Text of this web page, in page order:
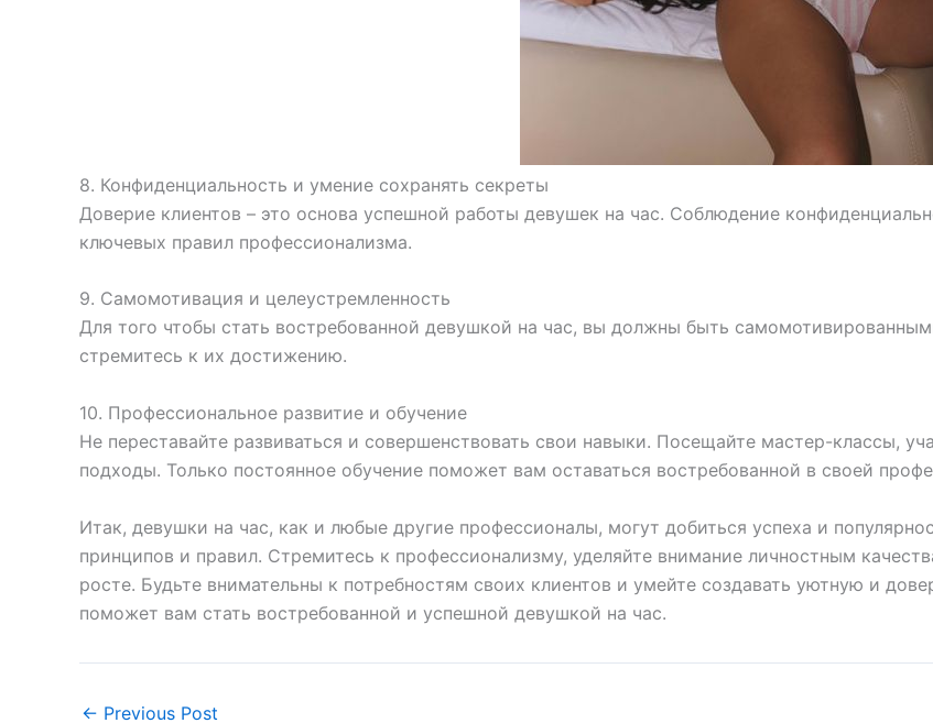
8. Конфиденциальность и умение сохранять секреты
Доверие клиентов – это основа успешной работы девушек на час. Соблюдение
ключевых правил профессионализма.
9. Самомотивация и целеустремленность
Для того чтобы стать востребованной девушкой на час, вы должны быть
стремитесь к их достижению.
10. Профессиональное развитие и обучение
Не переставайте развиваться и совершенствовать свои навыки. Посещайте мастер-классы,
подходы. Только постоянное обучение поможет вам оставаться востребованной в своей
Итак, девушки на час, как и любые другие профессионалы, могут добиться успеха и
принципов и правил. Стремитесь к профессионализму, уделяйте внимание личностным
росте. Будьте внимательны к потребностям своих клиентов и умейте создавать уютную и
поможет вам стать востребованной и успешной девушкой на час.
← Previous Post